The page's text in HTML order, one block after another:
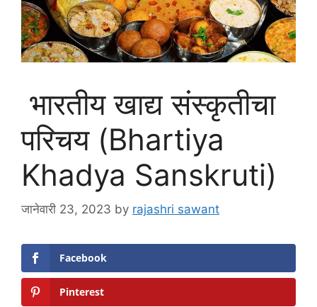
भारतीय खाद्य संस्कृतीचा
परिचय (Bhartiya
Khadya Sanskruti)
जानेवारी 23, 2023 by rajashri sawant
Facebook
Pinterest